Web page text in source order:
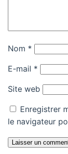
Nom *
E-mail *
Site web
Enregistrer
le navigateur
Laisser un